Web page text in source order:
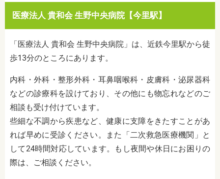
医療法人 貴和会 生野中央病院【今里駅】
「医療法人 貴和会 生野中央病院」は、近鉄今里駅から徒
歩13分のところにあります。
内科・外科・整形外科・耳鼻咽喉科・皮膚科・泌尿器科
などの診療科を設けており、その他にも物忘れなどのご
相談も受け付けています。
些細な不調から疾患など、健康に支障をきたすことがあ
れば早めに受診ください。また「二次救急医療機関」と
して24時間対応しています。もし夜間や休日にお困りの
際は、ご相談ください。